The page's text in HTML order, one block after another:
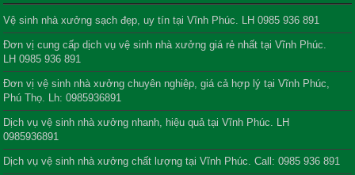
Vệ sinh nhà xưởng sạch đẹp, uy tín tại Vĩnh Phúc. LH 0985 936 891
Đơn vị cung cấp dịch vụ vệ sinh nhà xưởng giá rẻ nhất tại Vĩnh Phúc.
LH 0985 936 891
Đơn vị vệ sinh nhà xưởng chuyên nghiệp, giá cả hợp lý tại Vĩnh Phúc,
Phú Thọ. Lh: 0985936891
Dịch vụ vệ sinh nhà xưởng nhanh, hiệu quả tại Vĩnh Phúc. LH
0985936891
Dịch vụ vệ sinh nhà xưởng chất lượng tại Vĩnh Phúc. Call: 0985 936 891